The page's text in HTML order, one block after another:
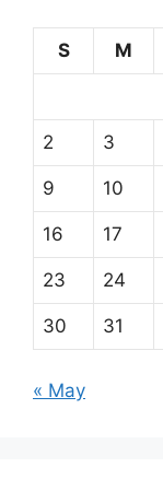
S
M
2 3
9 10
16 17
23 24
30 31
« May